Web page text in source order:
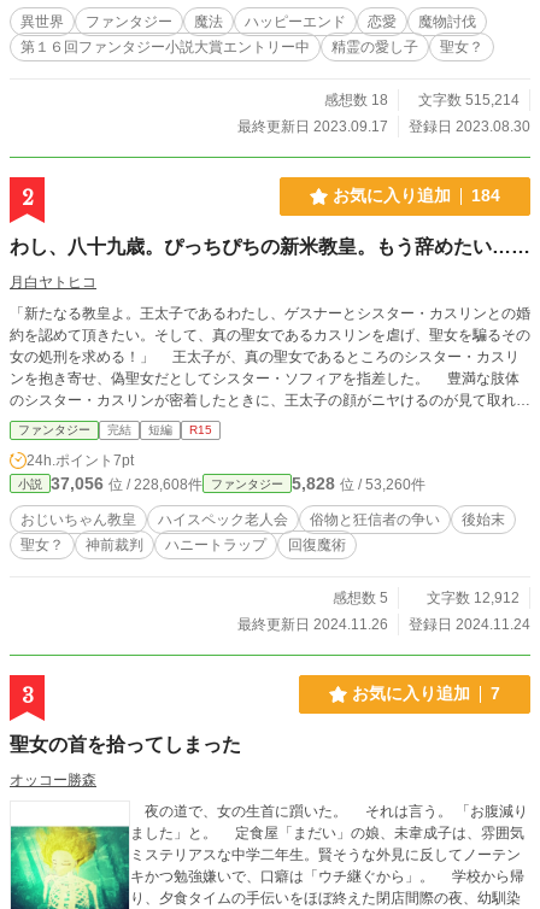
っていません。
異世界 ファンタジー 魔法 ハッピーエンド 恋愛
魔物討伐
第１６回ファンタジー小説大賞エントリー中
精霊の愛し子 聖女？
感想数 18
文字数 515,214
最終更新日 2023.09.17
登録日 2023.08.30
2 お気に入り追加 184
わし、八十九歳。ぴっちぴちの新米教皇。もう辞めたい……
月白ヤトヒコ
「新たなる教皇よ。王太子であるわたし、ゲスナーとシスター・カスリンとの婚
約を認めて頂きたい。そして、真の聖女であるカスリンを虐げ、聖女を騙るその
女の処刑を求める！」 王太子が、真の聖女であるところのシスター・カスリ
ンを抱き寄せ、偽聖女だとしてシスター・ソフィアを指差した。 豊満な肢体
のシスター・カスリンが密着したときに、王太子の顔がニヤけるのが見て取れ
た。 そして、わしは・・・ 「フハハハハハハハっ!! その娘は、我が教会一の
阿婆擦れよ！ その阿婆擦れを娶る覚悟があるなれば、其方らの婚姻を承諾しよ
うではないかっ!?」 シスター・カスリンと王太子ゲスナーの二人を指差し
て、高笑いを上げた。 うむ。わし、めっちゃやらかしたっ!! しかーしっ、数
週間碌に寝とらんかった上、死に掛けても強制復活させれてという過酷な後始末
死の行軍がようやっと終わりそうなときに、ハニトラ要員の女子にころっと騙さ
れておるアホ王太子の相手をして疲労感マシマシじゃったからこう……許される
ファンタジー 完結 短編 R15
24h.ポイント 7pt
小説 37,056 位 / 228,608件 ファンタジー 5,828 位 / 53,260件
おじいちゃん教皇 ハイスペック老人会 俗物と狂信者の争い
後始末
聖女？
神前裁判 ハニートラップ 回復魔術
感想数 5
文字数 12,912
最終更新日 2024.11.26
登録日 2024.11.24
3 お気に入り追加 7
聖女の首を拾ってしまった
オッコー勝森
夜の道で、女の生首に躓いた。 それは言う。 「お腹減り
ました」と。 定食屋「まだい」の娘、未韋成子は、雰囲気
ミステリアスな中学二年生。賢そうな外見に反してノーテン
キかつ勉強嫌いで、口癖は「ウチ継ぐから」。 学校から帰
り、夕食タイムの手伝いをほぼ終えた閉店間際の夜、幼馴染